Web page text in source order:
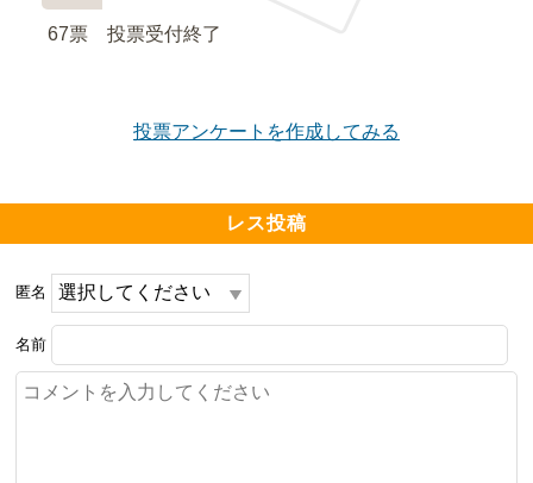
67票 投票受付終了
投票アンケートを作成してみる
レス投稿
匿名
名前